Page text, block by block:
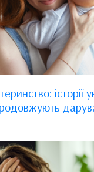
історії